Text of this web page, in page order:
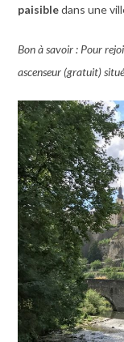
paisibledans une
Bon à savoir : Pour
ascenseur (gratuit)